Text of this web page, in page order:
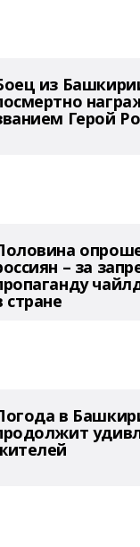
из
Герой
– за
стране
в